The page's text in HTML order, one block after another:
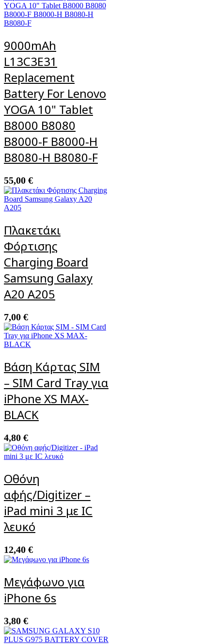
9000mAh
L13C3E31
Replacement
Battery For Lenovo
YOGA 10" Tablet
B8000 B8080
B8000-F B8000-H
B8080-H B8080-F
55,00 €
Πλακετάκι
Φόρτισης
Charging Board
Samsung Galaxy
A20 A205
7,00 €
Βάση Κάρτας SIM
– SIM Card Tray για
iPhone XS MAX-
BLACK
4,80 €
Οθόνη
αφής/Digitizer –
iPad mini 3 με IC
λευκό
12,40 €
Μεγάφωνο για
iPhone 6s
3,80 €